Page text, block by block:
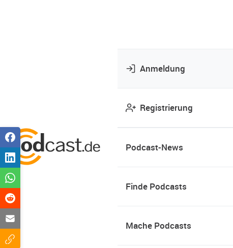
Anmeldung
Registrierung
Podcast-News
Finde Podcasts
Mache Podcasts